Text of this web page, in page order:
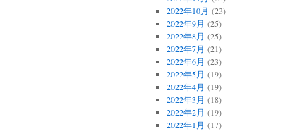
2022年10月 (23)
2022年9月 (25)
2022年8月 (25)
2022年7月 (21)
2022年6月 (23)
2022年5月 (19)
2022年4月 (19)
2022年3月 (18)
2022年2月 (19)
2022年1月 (17)